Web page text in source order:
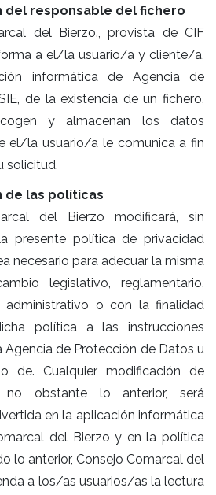
del responsable del fichero
del Bierzo., provista de CIF
a el/la usuario/a y cliente/a,
informática de Agencia de
de la existencia de un fichero,
y almacenan los datos
el/la usuario/a le comunica a fin
solicitud.
de las políticas
del Bierzo modificará, sin
presente política de privacidad
necesario para adecuar la misma
legislativo, reglamentario,
administrativo o con la finalidad
política a las instrucciones
Agencia de Protección de Datos u
de. Cualquier modificación de
obstante lo anterior, será
en la aplicación informática
del Bierzo y en la política
lo anterior, Consejo Comarcal del
a los/as usuarios/as la lectura